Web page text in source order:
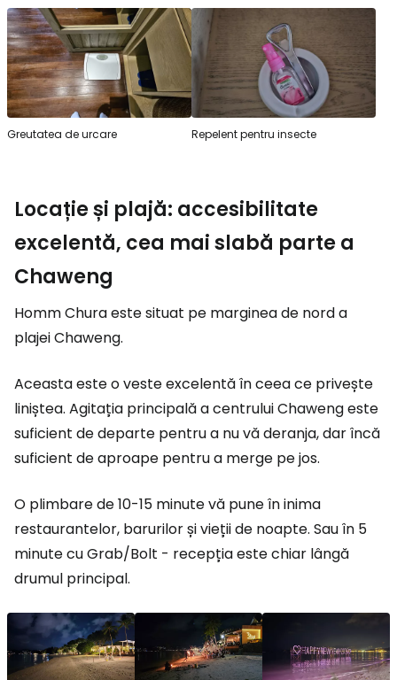
Greutatea de urcare Repelent pentru insecte
Locație și plajă: accesibilitate
excelentă, cea mai slabă parte a
Chaweng
Homm Chura este situat pe marginea de nord a
plajei Chaweng.
Aceasta este o veste excelentă în ceea ce privește
liniștea. Agitația principală a centrului Chaweng este
suficient de departe pentru a nu vă deranja, dar încă
suficient de aproape pentru a merge pe jos.
O plimbare de 10-15 minute vă pune în inima
restaurantelor, barurilor și vieții de noapte. Sau în 5
minute cu Grab/Bolt - recepția este chiar lângă
drumul principal.